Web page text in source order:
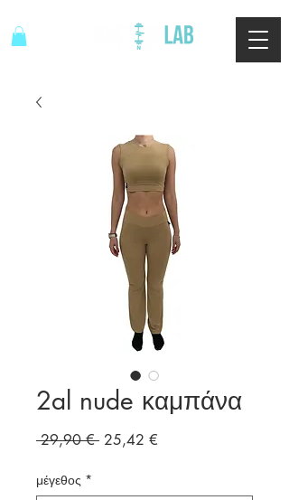
2al nude καμπάνα
29,90 € Κανονική
25,42 €
μέγεθος *